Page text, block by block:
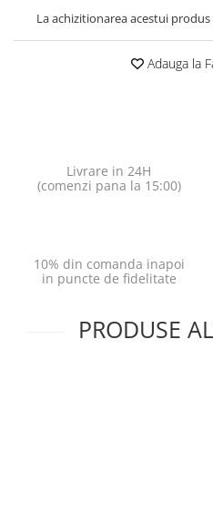
La achizitionarea acestui
Adauga la
Livrare in 24H
(comenzi pana la 15:00)
10% din comanda inapoi
in puncte de fidelitate
PRODUSE